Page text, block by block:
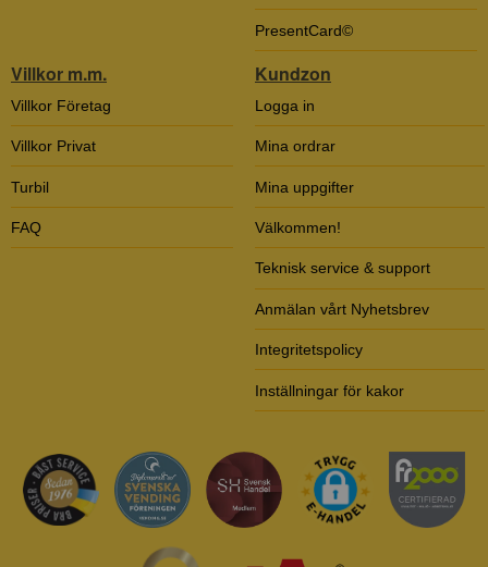
PresentCard©
Villkor m.m.
Villkor Företag
Villkor Privat
Turbil
FAQ
Kundzon
Logga in
Mina ordrar
Mina uppgifter
Välkommen!
Teknisk service & support
Anmälan vårt Nyhetsbrev
Integritetspolicy
Inställningar för kakor